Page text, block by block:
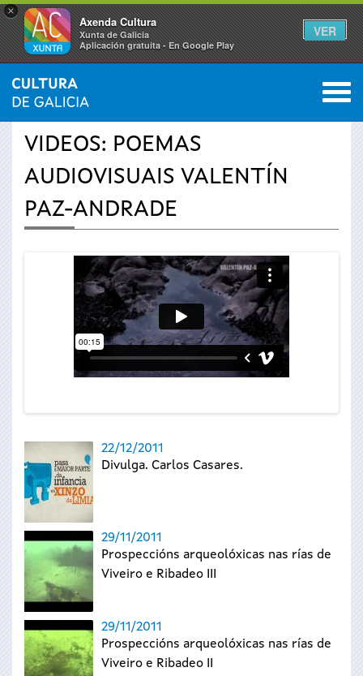
×
Axenda Cultura
Xunta de Galicia
Aplicación gratuíta - En Google Play
VER
Vostede
aquí
INICIO › ACTUALIDADE 0
VIDEOS: POEMAS
AUDIOVISUAIS VALENTÍN
PAZ-ANDRADE
22/12/2011
Divulga. Carlos Casares.
29/11/2011
Prospeccións arqueolóxicas nas rías de
Viveiro e Ribadeo III
29/11/2011
Prospeccións arqueolóxicas nas rías de
Viveiro e Ribadeo II